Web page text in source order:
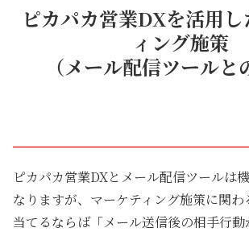
ピカパカ営業DXを活用
ィング施策
（メール配信ツールと
ピカパカ営業DXとメール配信ツールは
なりますが、マーケティング施策に関
当てるならば「メール送信後の相手行動